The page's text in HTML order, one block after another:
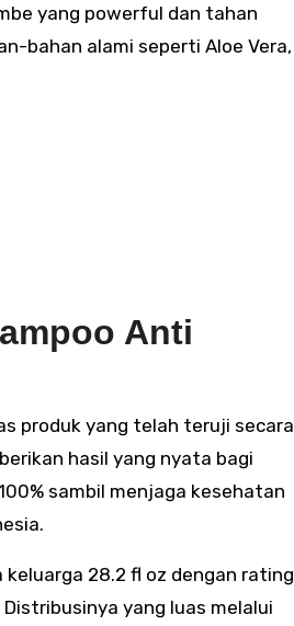
yang powerful dan tahan
bahan alami seperti Aloe Vera,
Anti
produk yang telah teruji secara
hasil yang nyata bagi
sambil menjaga kesehatan
28.2 fl oz dengan rating
yang luas melalui